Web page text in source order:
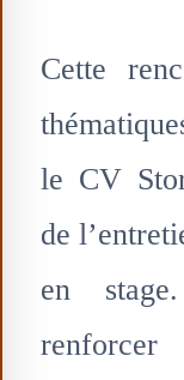
Cette
le CV
de
en